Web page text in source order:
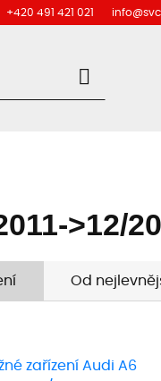
+420 491 421 021
>12/
Od